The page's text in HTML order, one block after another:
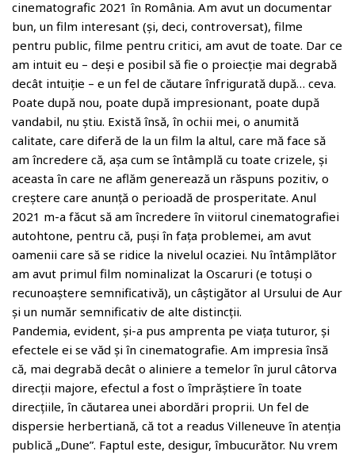
cinematografic 2021 în România. Am avut un documentar
bun, un film interesant (și, deci, controversat), filme
pentru public, filme pentru critici, am avut de toate. Dar ce
am intuit eu – deși e posibil să fie o proiecție mai degrabă
decât intuiție – e un fel de căutare înfrigurată după… ceva.
Poate după nou, poate după impresionant, poate după
vandabil, nu știu. Există însă, în ochii mei, o anumită
calitate, care diferă de la un film la altul, care mă face să
am încredere că, așa cum se întâmplă cu toate crizele, și
aceasta în care ne aflăm generează un răspuns pozitiv, o
creștere care anunță o perioadă de prosperitate. Anul
2021 m-a făcut să am încredere în viitorul cinematografiei
autohtone, pentru că, puși în fața problemei, am avut
oamenii care să se ridice la nivelul ocaziei. Nu întâmplător
am avut primul film nominalizat la Oscaruri (e totuși o
recunoaștere semnificativă), un câștigător al Ursului de Aur
și un număr semnificativ de alte distincții.
Pandemia, evident, și-a pus amprenta pe viața tuturor, și
efectele ei se văd și în cinematografie. Am impresia însă
că, mai degrabă decât o aliniere a temelor în jurul câtorva
direcții majore, efectul a fost o împrăștiere în toate
direcțiile, în căutarea unei abordări proprii. Un fel de
dispersie herbertiană, că tot a readus Villeneuve în atenția
publică „Dune”. Faptul este, desigur, îmbucurător. Nu vrem